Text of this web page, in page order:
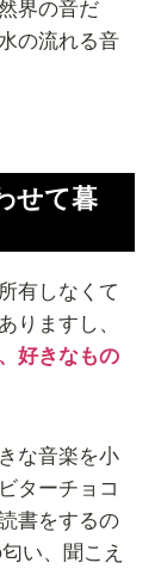
界の音だ
の流れる音
せて暮
有しなくて
りますし、
好きなもの
な音楽を小
ターチョコ
書をするの
い、聞こえ